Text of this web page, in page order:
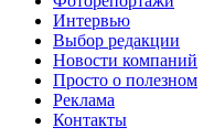
Интервью
Выбор редакции
Новости компаний
Просто о полезном
Реклама
Контакты